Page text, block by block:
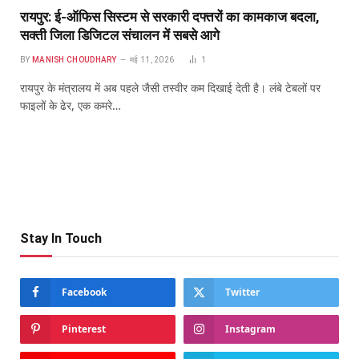
रायपुर: ई-ऑफिस सिस्टम से सरकारी दफ्तरों का कामकाज बदला,
सक्ती जिला डिजिटल संचालन में सबसे आगे
BY MANISH CHOUDHARY मई 11, 2026 1
रायपुर के मंत्रालय में अब पहले जैसी तस्वीर कम दिखाई देती है। लंबे टेबलों पर
फाइलों के ढेर, एक कमरे…
Stay In Touch
Facebook Twitter
Pinterest Instagram